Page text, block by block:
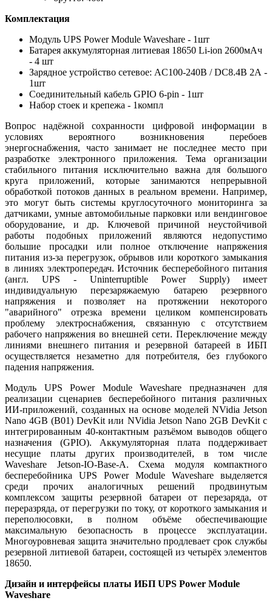
Комплектация
Модуль UPS Power Module Waveshare - 1шт
Батарея аккумуляторная литиевая 18650 Li-ion 2600мАч
- 4 шт
Зарядное устройство сетевое: AC100-240В / DC8.4В 2А -
1шт
Соединительный кабель GPIO 6-pin - 1шт
Набор стоек и крепежа - 1компл
Вопрос надёжной сохранности цифровой информации в
условиях вероятного возникновения перебоев
энергоснабжения, часто занимает не последнее место при
разработке электронного приложения. Тема организации
стабильного питания исключительно важна для большого
круга приложений, которые занимаются непрерывной
обработкой потоков данных в реальном времени. Например,
это могут быть системы круглосуточного мониторинга за
датчиками, умные автомобильные парковки или вендинговое
оборудование, и др. Ключевой причиной неустойчивой
работы подобных приложений являются недопустимо
большие просадки или полное отключение напряжения
питания из-за перегрузок, обрывов или короткого замыкания
в линиях электропередач. Источник бесперебойного питания
(англ. UPS - Uninterruptible Power Supply) имеет
индивидуальную перезаряжаемую батарею резервного
напряжения и позволяет на протяжении некоторого
"аварийного" отрезка времени целиком компенсировать
проблему электроснабжения, связанную с отсутствием
рабочего напряжения во внешней сети. Переключение между
линиями внешнего питания и резервной батареей в ИБП
осуществляется незаметно для потребителя, без глубокого
падения напряжения.
Модуль UPS Power Module Waveshare предназначен для
реализации сценариев бесперебойного питания различных
ИИ-приложений, созданных на основе моделей NVidia Jetson
Nano 4GB (B01) DevKit или NVidia Jetson Nano 2GB DevKit с
интегрированным 40-контактным разъёмом выводов общего
назначения (GPIO). Аккумуляторная плата поддерживает
несущие платы других производителей, в том числе
Waveshare Jetson-IO-Base-A. Схема модуля компактного
бесперебойника UPS Power Module Waveshare выделяется
среди прочих аналогичных решений продвинутым
комплексом защиты резервной батареи от перезаряда, от
переразряда, от перегрузки по току, от короткого замыкания и
переполюсовки, в полном объёме обеспечивающие
максимальную безопасность в процессе эксплуатации.
Многоуровневая защита значительно продлевает срок службы
резервной литиевой батареи, состоящей из четырёх элементов
18650.
Дизайн и интерфейсы платы ИБП UPS Power Module
Waveshare